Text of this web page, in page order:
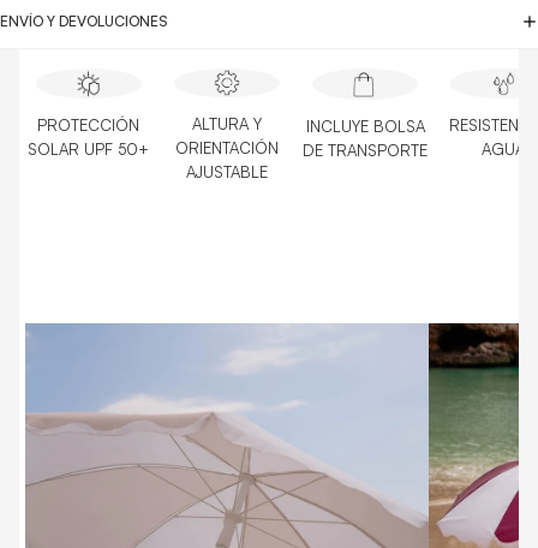
ENVÍO Y DEVOLUCIONES
PROTECCIÓN
SOLAR UPF 50+
ALTURA Y
ORIENTACIÓN
AJUSTABLE
INCLUYE BOLSA
DE TRANSPORTE
AGUA